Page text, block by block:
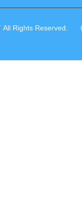
Rights Reserved.